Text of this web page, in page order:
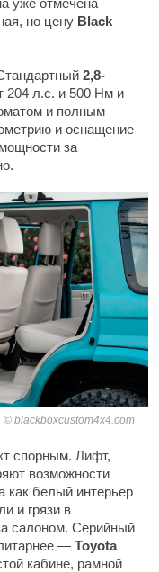
уже отмечена
но цену Black
2,8-
204 л.с. и 500 Нм и
и полным
и оснащение
за
blackboxcustom4x4.com
спорным. Лифт,
возможности
как белый интерьер
и грязи в
салоном. Серийный
— Toyota
кабине, рамной